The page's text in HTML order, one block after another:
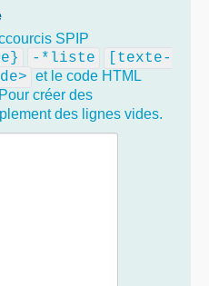
SPIP
-*liste
[texte-
et le code HTML
créer des
des lignes vides.